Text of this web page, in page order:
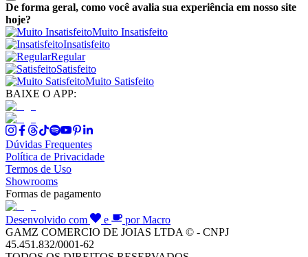
De forma geral, como você avalia sua experiência em nosso site
hoje?
Muito Insatisfeito
Insatisfeito
Regular
Satisfeito
Muito Satisfeito
BAIXE O APP:
Dúvidas Frequentes
Política de Privacidade
Termos de Uso
Showrooms
Formas de pagamento
Desenvolvido com e
por Macro
GAMZ COMERCIO DE JOIAS LTDA © - CNPJ
45.451.832/0001-62